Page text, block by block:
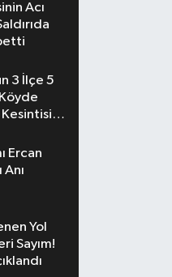
Acı
3 İlçe 5
Kesintisi
Ercan
Anı
Yol
Sayım!